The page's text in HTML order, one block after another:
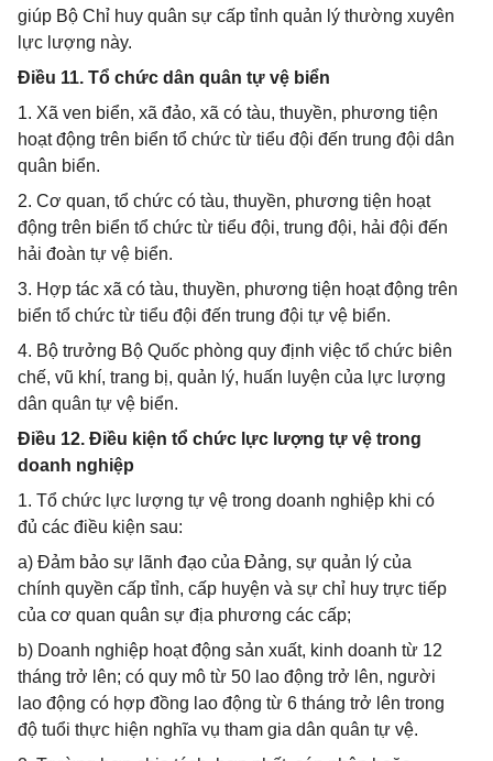
giúp Bộ Chỉ huy quân sự cấp tỉnh quản lý thường xuyên
lực lượng này.
Điều 11. Tổ chức dân quân tự vệ biển
1. Xã ven biển, xã đảo, xã có tàu, thuyền, phương tiện
hoạt động trên biển tổ chức từ tiểu đội đến trung đội dân
quân biển.
2. Cơ quan, tổ chức có tàu, thuyền, phương tiện hoạt
động trên biển tổ chức từ tiểu đội, trung đội, hải đội đến
hải đoàn tự vệ biển.
3. Hợp tác xã có tàu, thuyền, phương tiện hoạt động trên
biển tổ chức từ tiểu đội đến trung đội tự vệ biển.
4. Bộ trưởng Bộ Quốc phòng quy định việc tổ chức biên
chế, vũ khí, trang bị, quản lý, huấn luyện của lực lượng
dân quân tự vệ biển.
Điều 12. Điều kiện tổ chức lực lượng tự vệ trong
doanh nghiệp
1. Tổ chức lực lượng tự vệ trong doanh nghiệp khi có
đủ các điều kiện sau:
a) Đảm bảo sự lãnh đạo của Đảng, sự quản lý của
chính quyền cấp tỉnh, cấp huyện và sự chỉ huy trực tiếp
của cơ quan quân sự địa phương các cấp;
b) Doanh nghiệp hoạt động sản xuất, kinh doanh từ 12
tháng trở lên; có quy mô từ 50 lao động trở lên, người
lao động có hợp đồng lao động từ 6 tháng trở lên trong
độ tuổi thực hiện nghĩa vụ tham gia dân quân tự vệ.